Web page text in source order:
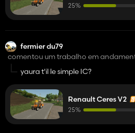
25%
fermier du79
comentou um trabalho em
yaura t'il le simple IC?
Renault Ceres V2
25%